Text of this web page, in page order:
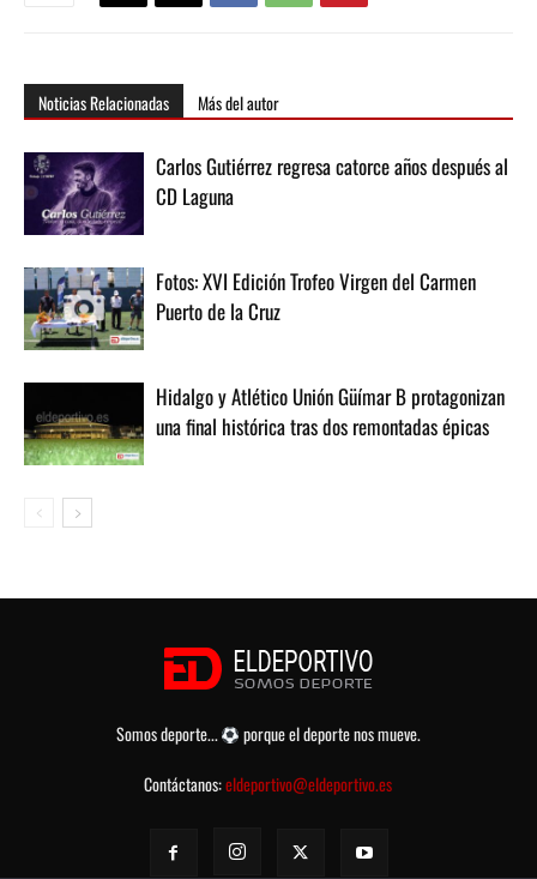
Noticias Relacionadas Más del autor
Carlos Gutiérrez regresa catorce años después al
CD Laguna
Fotos: XVI Edición Trofeo Virgen del Carmen
Puerto de la Cruz
Hidalgo y Atlético Unión Güímar B protagonizan
una final histórica tras dos remontadas épicas
Somos deporte...
porque el deporte nos mueve.
Contáctanos:eldeportivo@eldeportivo.es